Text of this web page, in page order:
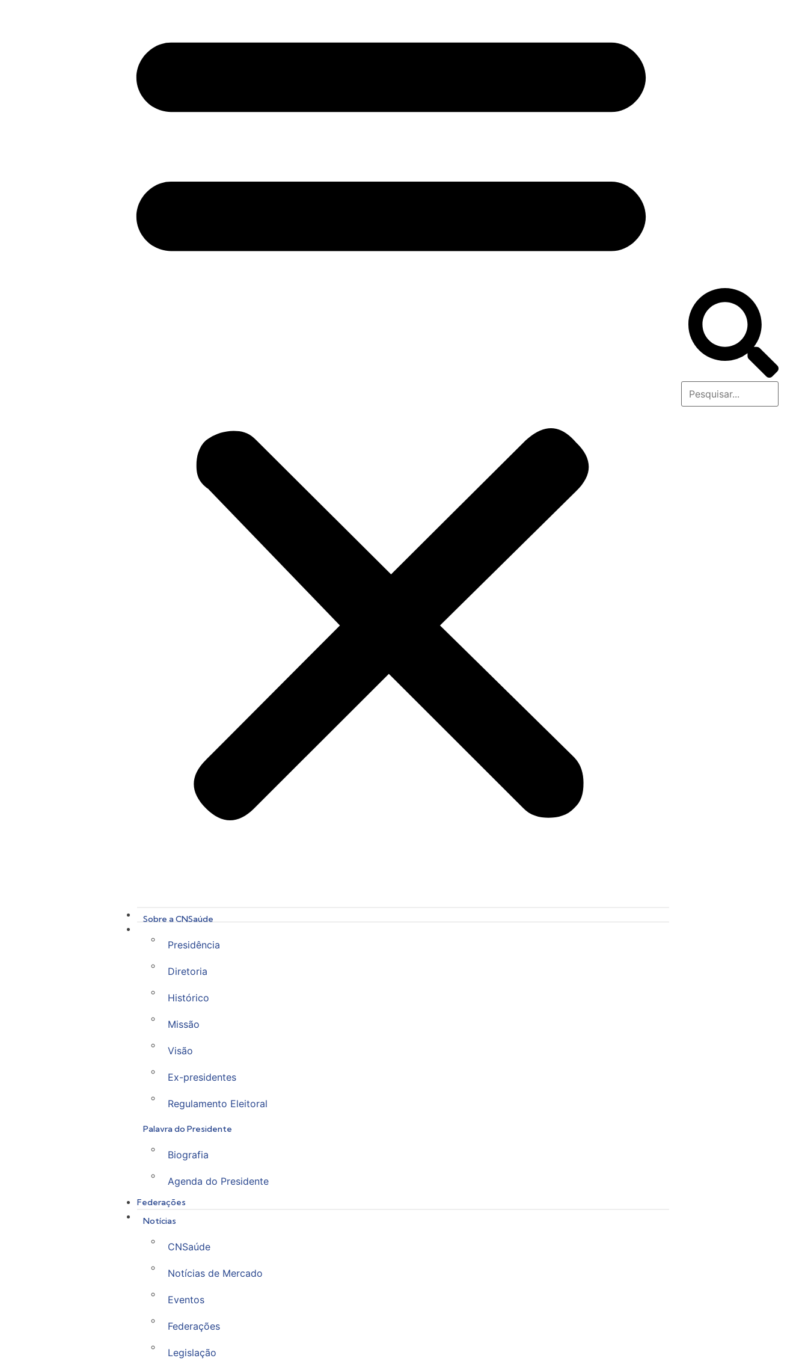
Sobre a CNSaúde
Presidência
Diretoria
Histórico
Missão
Visão
Ex-presidentes
Regulamento Eleitoral
Palavra do Presidente
Biografia
Agenda do Presidente
Federações
Notícias
CNSaúde
Notícias de Mercado
Eventos
Federações
Legislação